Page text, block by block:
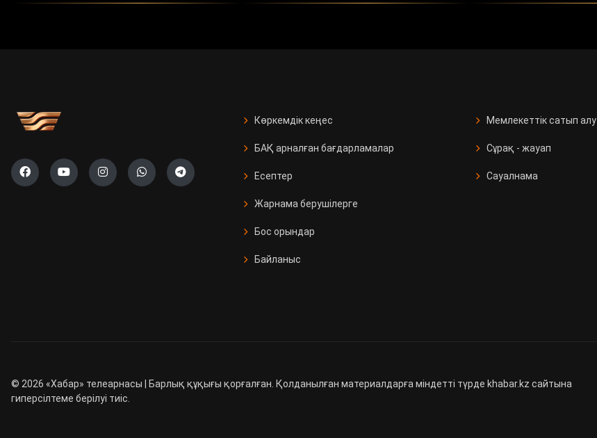
Көркемдік кеңес
БАҚ арналған бағдарламалар
Есептер
Жарнама берушілерге
Бос орындар
Байланыс
Мемлекеттік сатып алу
Сұрақ - жауап
Сауалнама
© 2026 «Хабар» телеарнасы | Барлық құқығы қорғалған. Қолданылған материалдарға міндетті түрде khabar.kz сайтына
гиперсілтеме берілуі тиіс.